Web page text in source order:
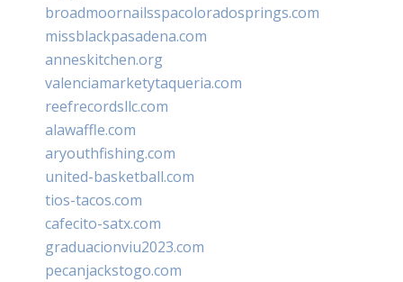
broadmoornailsspacoloradosprings.com
missblackpasadena.com
anneskitchen.org
valenciamarketytaqueria.com
reefrecordsllc.com
alawaffle.com
aryouthfishing.com
united-basketball.com
tios-tacos.com
cafecito-satx.com
graduacionviu2023.com
pecanjackstogo.com